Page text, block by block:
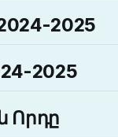
2025
2025
Որդը